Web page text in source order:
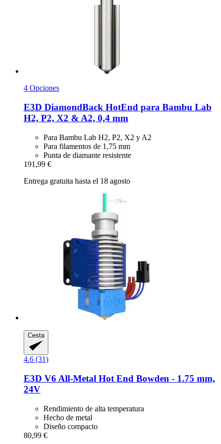
4 Opciones
E3D DiamondBack HotEnd para Bambu Lab
H2, P2, X2 & A2, 0,4 mm
Para Bambu Lab H2, P2, X2 y A2
Para filamentos de 1,75 mm
Punta de diamante resistente
191,99 €
Entrega gratuita hasta el 18 agosto
Cesta
4.6 (31)
E3D V6 All-​Metal Hot End Bowden -​ 1.75 mm,
24V
Rendimiento de alta temperatura
Hecho de metal
Diseño compacto
80,99 €